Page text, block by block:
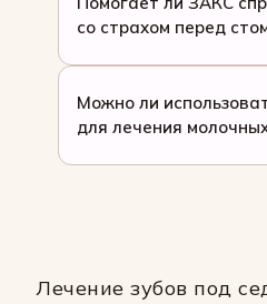
со страхом перед
Можно ли
для лечения
Лечение зубов под